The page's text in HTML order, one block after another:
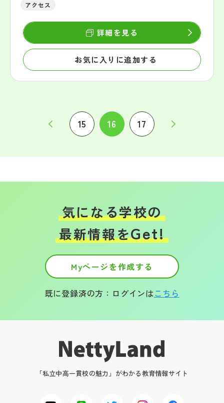
アクセス
お気に入りに追加する
詳細を見る
15 16 17
気になる学校の
最新情報をGet!
Myページを作成する
既に登録済の方：ログインはこちら
「私立中高一貫校の魅力」がわかる教育情報サイト